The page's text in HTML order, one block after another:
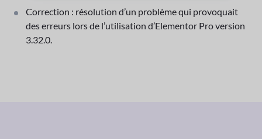
Correction : résolution d’un problème qui provoquait
des erreurs lors de l’utilisation d’Elementor Pro version
3.32.0.